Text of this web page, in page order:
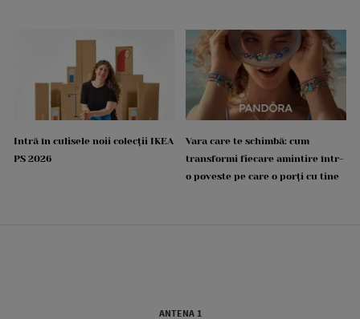
Intră în culisele noii colecții IKEA
PS 2026
Vara care te schimbă: cum
transformi fiecare amintire într-
o poveste pe care o porți cu tine
ANTENA 1